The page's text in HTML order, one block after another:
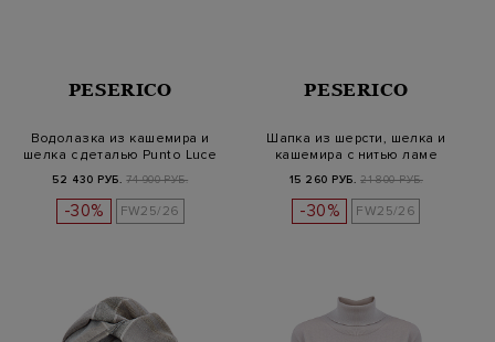
PESERICO
Водолазка из кашемира и
шелка с деталью Punto Luce
52 430 РУБ. 74 900 РУБ.
-30% FW25/26
PESERICO
Шапка из шерсти, шелка и
кашемира с нитью ламе
15 260 РУБ. 21 800 РУБ.
-30% FW25/26